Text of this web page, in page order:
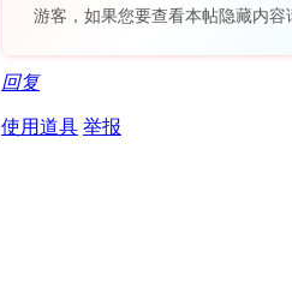
游客，如果您要查看本帖隐藏内容
回复
使用道具 举报